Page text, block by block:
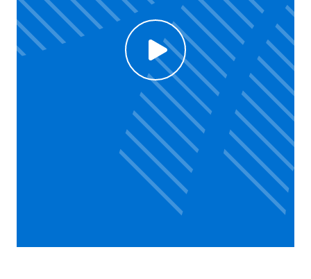
Voir la vidéo
Click to enable Youtube cookies and see content